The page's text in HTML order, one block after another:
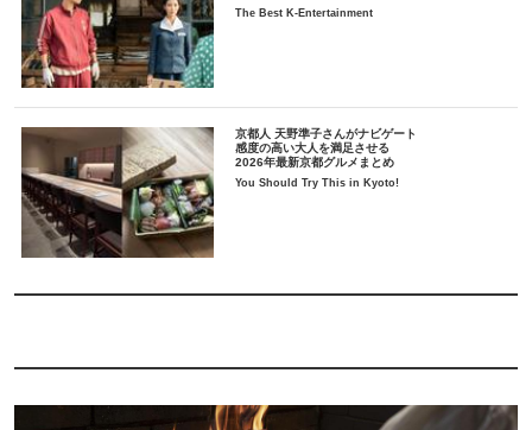
The Best K-Entertainment
京都人 天野準子さんがナビゲート
感度の高い大人を満足させる
2026年最新京都グルメまとめ
You Should Try This in Kyoto!